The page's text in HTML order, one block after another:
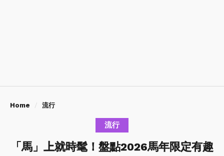
Home 流行
流行
「馬」上就時髦！盤點2026馬年限定有趣